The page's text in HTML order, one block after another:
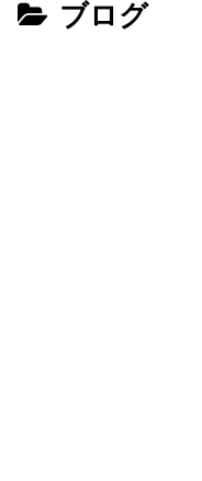
ブログ